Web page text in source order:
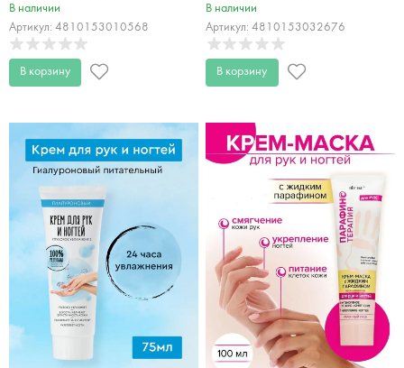
В наличии
Артикул: 4810153010568
В корзину
Парафинотерапия 75 мл
В наличии
Артикул: 4810153032676
В корзину